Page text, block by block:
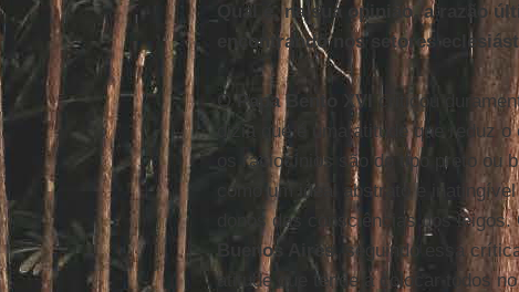
Qual é, na sua opinião, a razão
encontrando nos setores
OPapa Bento XVI
criticou
dizia que é uma atitude que reduz
os raciocínios são do tipo preto
como um ideal abstrato e
donos das consciências dos
Buenos Aires, seguindo essa
atitude que tende a colocar todos